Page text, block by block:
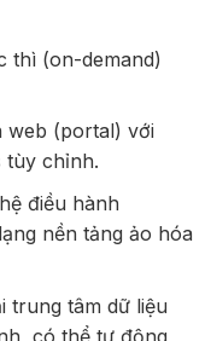
thì(on-demand)
web (portal) với
tùy chỉnh.
điều hành
nền tảng ảo hóa
trung tâm dữ liệu
có thể tự động